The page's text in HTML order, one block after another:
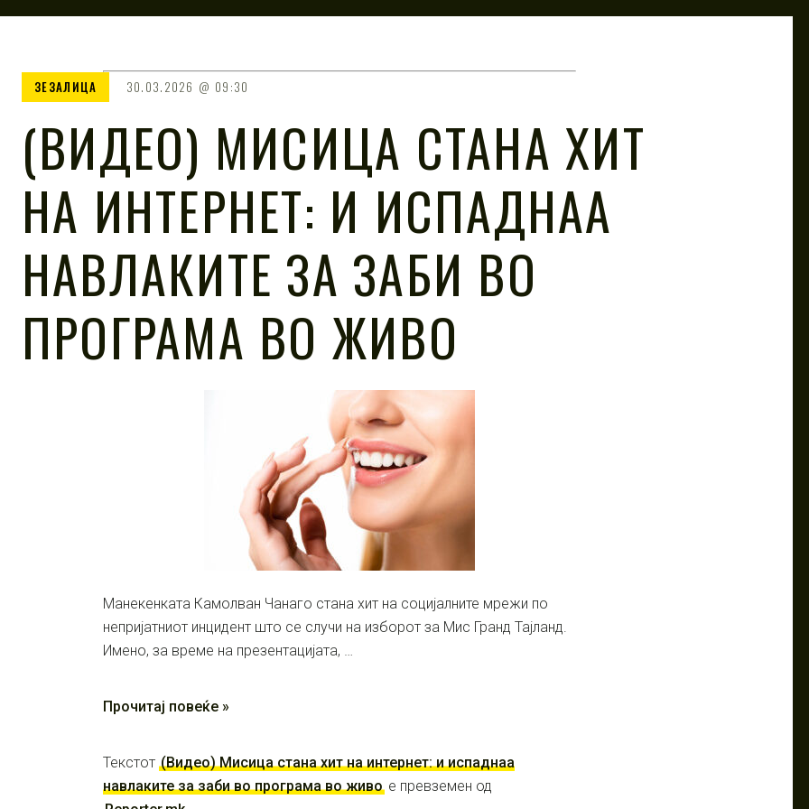
ЗЕЗАЛИЦА 30.03.2026 09:30
(ВИДЕО) МИСИЦА СТАНА ХИТ
НА ИНТЕРНЕТ: И ИСПАДНАА
НАВЛАКИТЕ ЗА ЗАБИ ВО
ПРОГРАМА ВО ЖИВО
Манекенката Камолван Чанаго стана хит на социјалните мрежи по
непријатниот инцидент што се случи на изборот за Мис Гранд Тајланд.
Имено, за време на презентацијата, …
Прочитај повеќе »
Текстот (Видео) Мисица стана хит на интернет: и испаднаа
навлаките за заби во програма во живо е превземен од